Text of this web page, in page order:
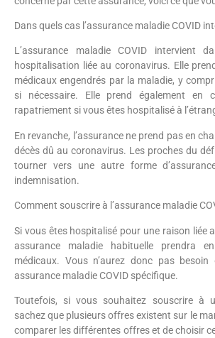
Dans quels cas l’assurance maladie COVID
L’assurance maladie COVID intervient
hospitalisation liée au coronavirus. Elle
médicaux engendrés par la maladie, y
si nécessaire. Elle prend également en
rapatriement si vous êtes hospitalisé à
En revanche, l’assurance ne prend pas en
décès dû au coronavirus. Les proches du
tourner vers une autre forme
indemnisation.
Comment souscrire à l’assurance maladie
Si vous êtes hospitalisé pour une raison liée
assurance maladie habituelle prendra
médicaux. Vous n’aurez donc pas
assurance maladie COVID spécifique.
Toutefois, si vous souhaitez souscrire à
sachez que plusieurs offres existent sur le
comparer les différentes offres et de choisir